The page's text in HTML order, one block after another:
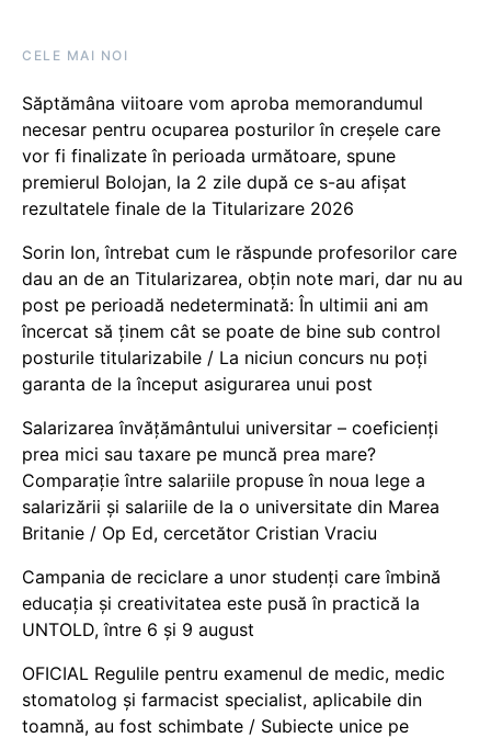
CELE MAI NOI
Săptămâna viitoare vom aproba memorandumul
necesar pentru ocuparea posturilor în creșele care
vor fi finalizate în perioada următoare, spune
premierul Bolojan, la 2 zile după ce s-au afișat
rezultatele finale de la Titularizare 2026
Sorin Ion, întrebat cum le răspunde profesorilor care
dau an de an Titularizarea, obțin note mari, dar nu au
post pe perioadă nedeterminată: În ultimii ani am
încercat să ținem cât se poate de bine sub control
posturile titularizabile / La niciun concurs nu poți
garanta de la început asigurarea unui post
Salarizarea învățământului universitar – coeficienți
prea mici sau taxare pe muncă prea mare?
Comparație între salariile propuse în noua lege a
salarizării și salariile de la o universitate din Marea
Britanie / Op Ed, cercetător Cristian Vraciu
Campania de reciclare a unor studenți care îmbină
educația și creativitatea este pusă în practică la
UNTOLD, între 6 și 9 august
OFICIAL Regulile pentru examenul de medic, medic
stomatolog și farmacist specialist, aplicabile din
toamnă, au fost schimbate / Subiecte unice pe